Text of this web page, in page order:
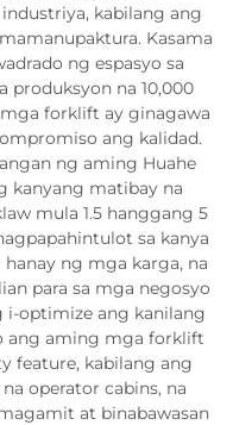
kabilang ang
Kasama
ng espasyo sa
produksyon na 10,000
forklift ay ginagawa
ang kalidad.
ng aming Huahe
kanyang matibay na
mula 1.5 hanggang 5
sa kanya
ng mga karga, na
para sa mga negosyo
i-optimize ang kanilang
ang aming mga forklift
feature, kabilang ang
operator cabins, na
at binabawasan